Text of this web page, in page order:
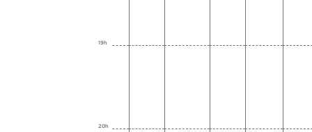
19h
20h